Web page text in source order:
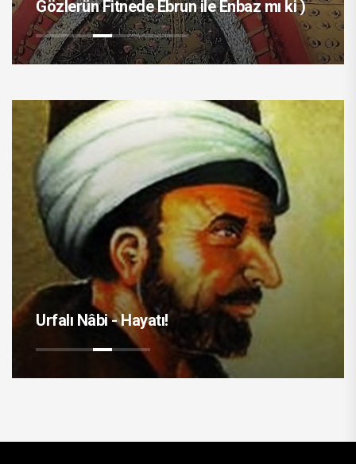
Gözlerün Fitnede Ebrun ile Enbaz mı ki )
Urfalı Nâbi - Hayatı!